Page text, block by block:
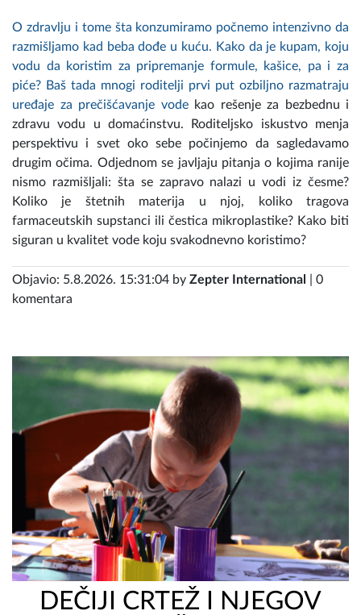
O zdravlju i tome šta konzumiramo počnemo intenzivno da
razmišljamo kad beba dođe u kuću. Kako da je kupam, koju
vodu da koristim za pripremanje formule, kašice, pa i za
piće? Baš tada mnogi roditelji prvi put ozbiljno razmatraju
uređaje za prečišćavanje vodekao rešenje za bezbednu i
zdravu vodu u domaćinstvu. Roditeljsko iskustvo menja
perspektivu i svet oko sebe počinjemo da sagledavamo
drugim očima. Odjednom se javljaju pitanja o kojima ranije
nismo razmišljali: šta se zapravo nalazi u vodi iz česme?
Koliko je štetnih materija u njoj, koliko tragova
farmaceutskih supstanci ili čestica mikroplastike? Kako biti
siguran u kvalitet vode koju svakodnevno koristimo?
Objavio: 5.8.2026. 15:31:04 by Zepter International | 0
komentara
DEČIJI CRTEŽ I NJEGOV